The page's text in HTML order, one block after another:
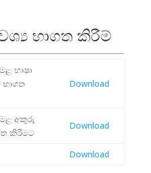
භාගත කිරීම්
භාෂා
Download
අකුරු
කිරීමට
Download
Download